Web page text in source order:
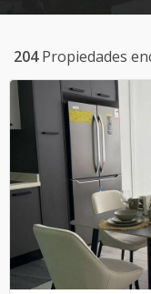
204 Propiedades